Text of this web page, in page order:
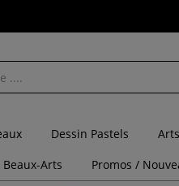
Dessin Pastels
Beaux-Arts Promos /